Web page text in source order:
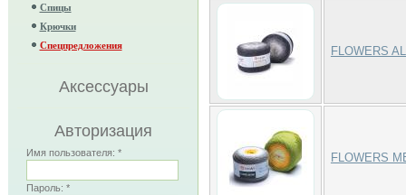
Спицы
Крючки
Спецпредложения
Аксессуары
Авторизация
Имя пользователя: *
Пароль: *
FLOWERS
FLOWERS